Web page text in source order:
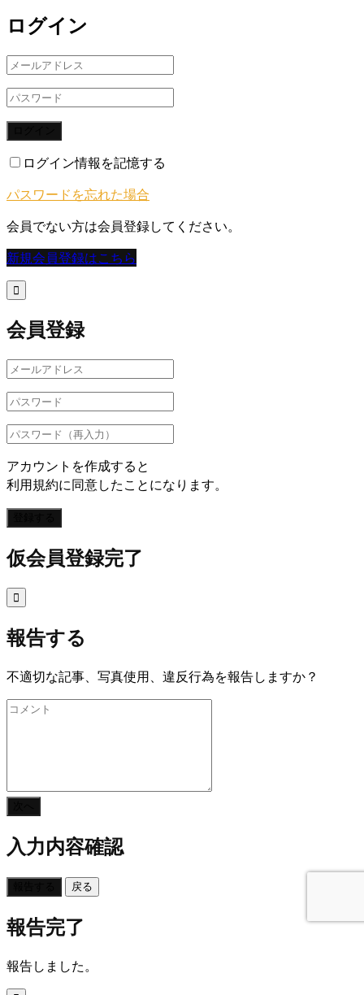
ログイン
ログイン情報を記憶する
パスワードを忘れた場合
会員でない方は会員登録してください。
新規会員登録はこちら

会員登録
アカウントを作成すると
利用規約に同意したことになります。
仮会員登録完了

報告する
不適切な記事、写真使用、違反行為を報告しますか？
入力内容確認
戻る
報告完了
報告しました。